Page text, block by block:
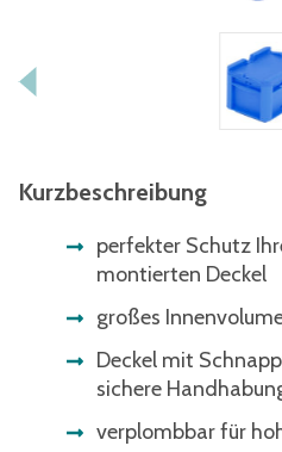
Kurzbeschreibung
perfekter Schutz
montierten Deckel
großes
Deckel mit
sichere
verplombbar für